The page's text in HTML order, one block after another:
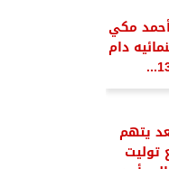
أحمد مكي
دام
يتهم
توليت